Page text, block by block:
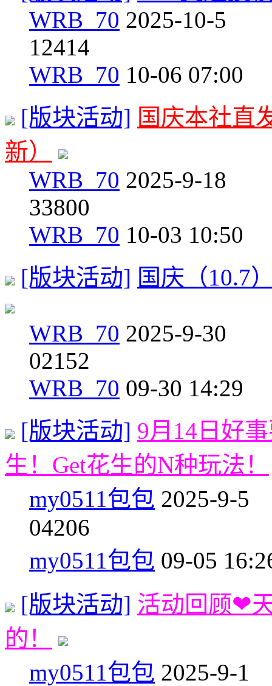
WRB_70 2025-10-5
12414
WRB_70 10-06 07:00
[版块活动] 国庆本社直
新）
WRB_70 2025-9-18
33800
WRB_70 10-03 10:50
[版块活动] 国庆（10.7
WRB_70 2025-9-30
02152
WRB_70 09-30 14:29
[版块活动] 9月14日好
生！Get花生的N种玩法！
my0511包包 2025-9-5
04206
my0511包包 09-05
[版块活动] 活动回顾❤
的！
my0511包包 2025-9-1